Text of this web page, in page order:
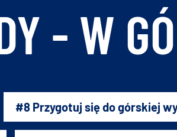
- W
#8 Przygotuj się do górskiej